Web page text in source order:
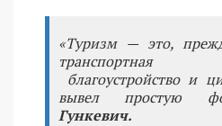
«Туризм — это,
транспортная
благоустройство и
вывел простую
Гункевич.